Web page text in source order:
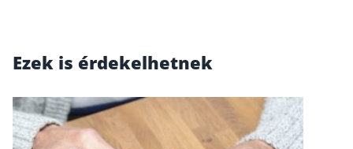
Befektetési egységekhez kötött életbiztosítás
Egészségbiztosítás
Egészségbiztosítás cégeknek
Ezek is érdekelhetnek